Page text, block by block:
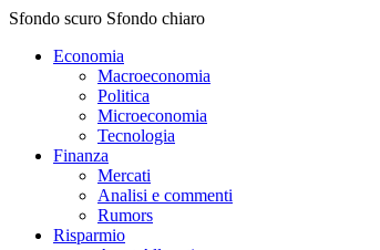
Sfondo scuro Sfondo chiaro
Economia
Macroeconomia
Politica
Microeconomia
Tecnologia
Finanza
Mercati
Analisi e commenti
Rumors
Risparmio